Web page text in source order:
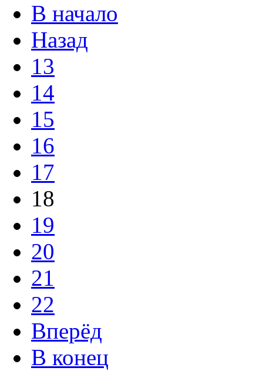
В начало
Назад
13
14
15
16
17
18
19
20
21
22
Вперёд
В конец